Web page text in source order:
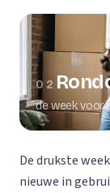
02
de week voor
De drukste
nieuwe in